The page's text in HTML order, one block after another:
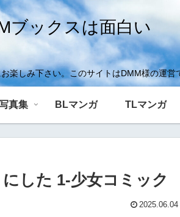
ブックスは面白い
楽しみ下さい。このサイトはDMM様の運営
真集 BLマンガ TLマンガ
した 1-少女コミック
2025.06.04